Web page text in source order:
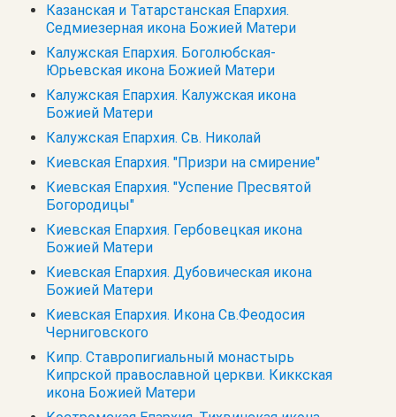
Казанская и Татарстанская Епархия.
Седмиезерная икона Божией Матери
Калужская Епархия. Боголюбская-
Юрьевская икона Божией Матери
Калужская Епархия. Калужская икона
Божией Матери
Калужская Епархия. Св. Николай
Киевская Епархия. "Призри на смирение"
Киевская Епархия. "Успение Пресвятой
Богородицы"
Киевская Епархия. Гербовецкая икона
Божией Матери
Киевская Епархия. Дубовическая икона
Божией Матери
Киевская Епархия. Икона Св.Феодосия
Черниговского
Кипр. Cтавропигиальный монастырь
Кипрской православной церкви. Киккская
икона Божией Матери